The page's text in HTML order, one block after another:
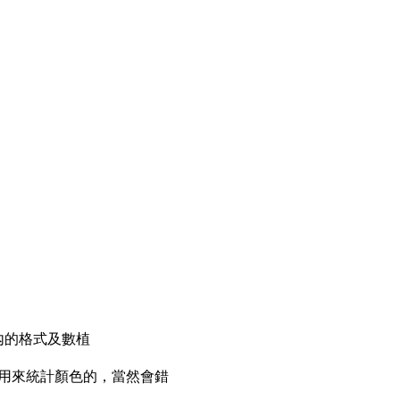
的格式及數植
來統計顏色的，當然會錯